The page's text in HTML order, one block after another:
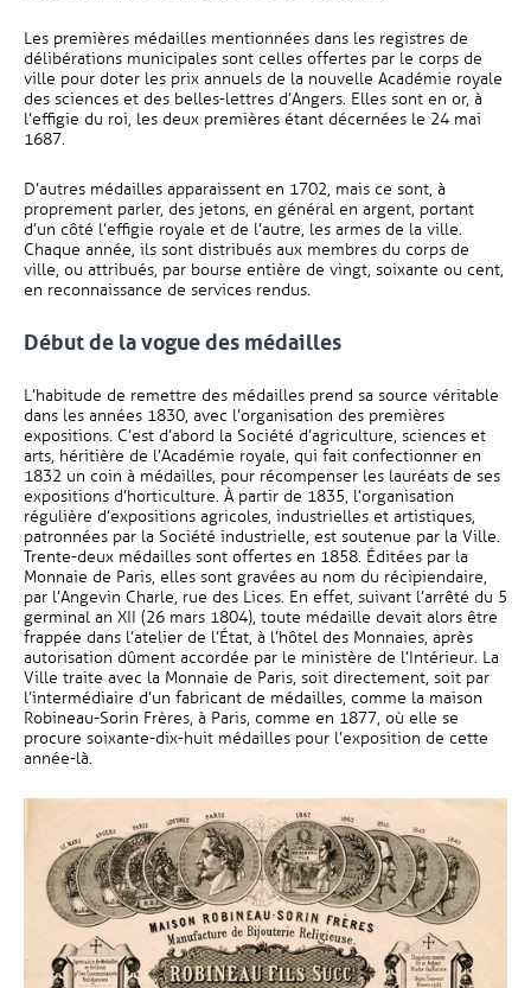
Les premières médailles mentionnées dans les registres de
délibérations municipales sont celles offertes par le corps de
ville pour doter les prix annuels de la nouvelle Académie royale
des sciences et des belles-lettres d’Angers. Elles sont en or, à
l’effigie du roi, les deux premières étant décernées le 24 mai
1687.
D’autres médailles apparaissent en 1702, mais ce sont, à
proprement parler, des jetons, en général en argent, portant
d’un côté l’effigie royale et de l’autre, les armes de la ville.
Chaque année, ils sont distribués aux membres du corps de
ville, ou attribués, par bourse entière de vingt, soixante ou cent,
en reconnaissance de services rendus.
Début de la vogue des médailles
L’habitude de remettre des médailles prend sa source véritable
dans les années 1830, avec l’organisation des premières
expositions. C’est d’abord la Société d’agriculture, sciences et
arts, héritière de l’Académie royale, qui fait confectionner en
1832 un coin à médailles, pour récompenser les lauréats de ses
expositions d’horticulture. À partir de 1835, l’organisation
régulière d’expositions agricoles, industrielles et artistiques,
patronnées par la Société industrielle, est soutenue par la Ville.
Trente-deux médailles sont offertes en 1858. Éditées par la
Monnaie de Paris, elles sont gravées au nom du récipiendaire,
par l’Angevin Charle, rue des Lices. En effet, suivant l’arrêté du 5
germinal an XII (26 mars 1804), toute médaille devait alors être
frappée dans l’atelier de l’État, à l’hôtel des Monnaies, après
autorisation dûment accordée par le ministère de l’Intérieur. La
Ville traite avec la Monnaie de Paris, soit directement, soit par
l’intermédiaire d’un fabricant de médailles, comme la maison
Robineau-Sorin Frères, à Paris, comme en 1877, où elle se
procure soixante-dix-huit médailles pour l’exposition de cette
année-là.